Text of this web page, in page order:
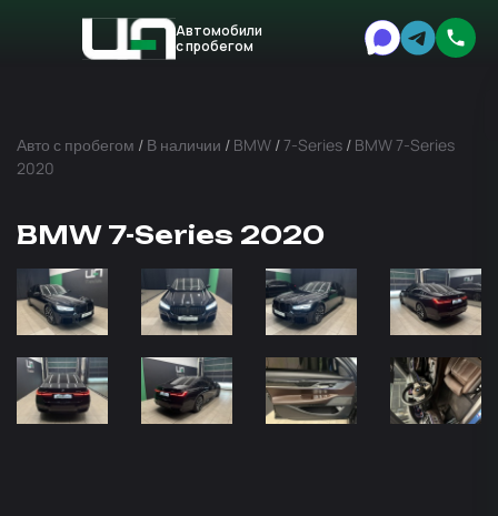
Автомобили
с пробегом
Авто с пробегом / В наличии / BMW /7-Series / BMW 7-Series
2020
BMW 7-Series 2020